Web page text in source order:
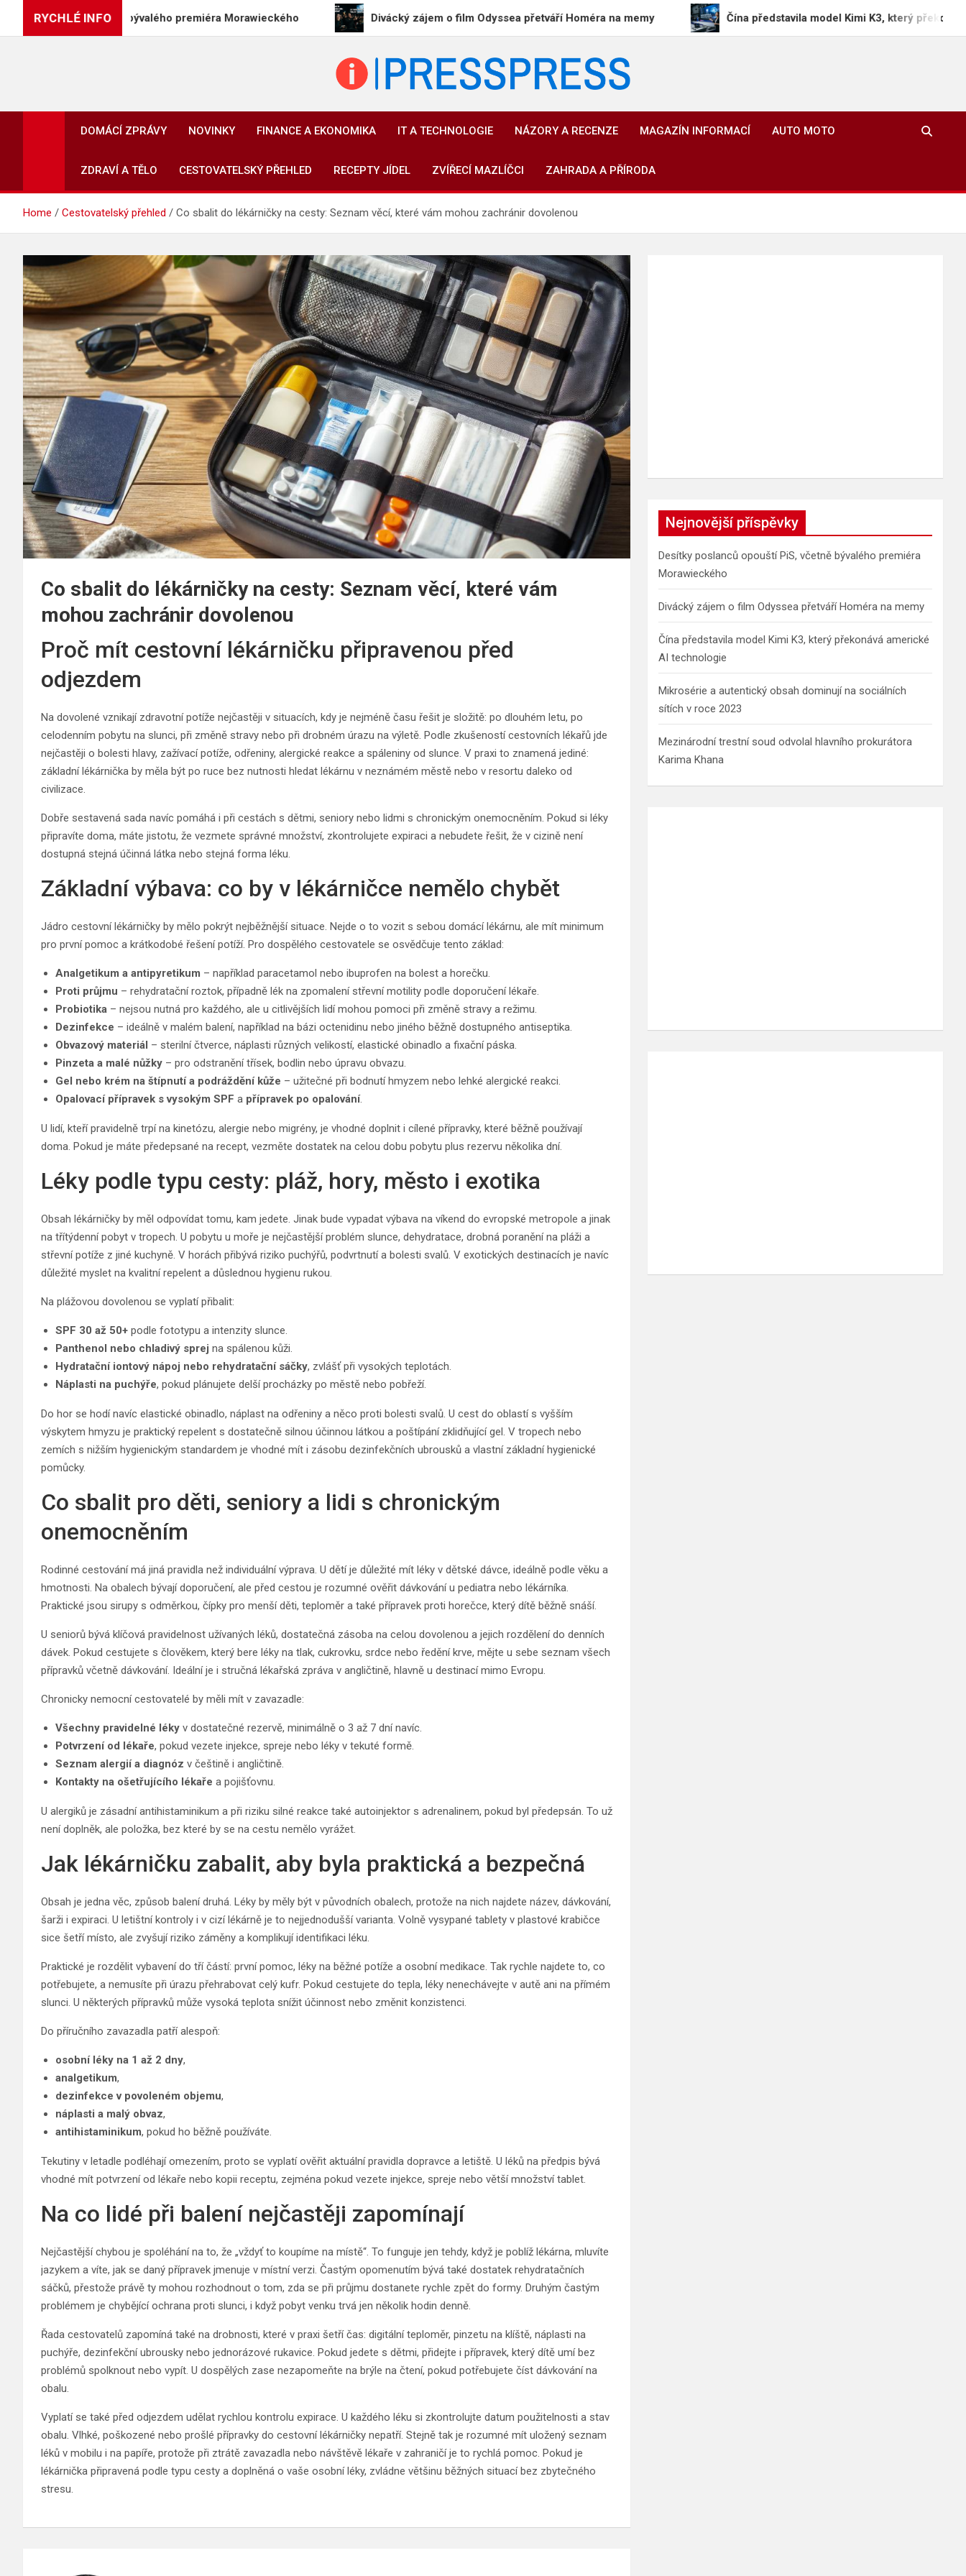
RYCHLÉ INFO
včetně bývalého premiéra Morawieckého Divácký zájem o film Odyssea přetváří Homéra na memy Čína představila model Kimi K3, který překonává americké
PressPress.cz
DOMÁCÍ ZPRÁVY NOVINKY FINANCE A EKONOMIKA IT A TECHNOLOGIE NÁZORY A RECENZE MAGAZÍN INFORMACÍ AUTO MOTO
ZDRAVÍ A TĚLO CESTOVATELSKÝ PŘEHLED RECEPTY JÍDEL ZVÍŘECÍ MAZLÍČCI ZAHRADA A PŘÍRODA
Home Cestovatelský přehled Co sbalit do lékárničky na cesty: Seznam věcí, které vám mohou zachránir dovolenou
Co sbalit do lékárničky na cesty: Seznam věcí, které vám
mohou zachránir dovolenou
Proč mít cestovní lékárničku připravenou před
odjezdem
Na dovolené vznikají zdravotní potíže nejčastěji v situacích, kdy je nejméně času řešit je složitě: po dlouhém letu, po
celodenním pobytu na slunci, při změně stravy nebo při drobném úrazu na výletě. Podle zkušeností cestovních lékařů jde
nejčastěji o bolesti hlavy, zažívací potíže, odřeniny, alergické reakce a spáleniny od slunce. V praxi to znamená jediné:
základní lékárnička by měla být po ruce bez nutnosti hledat lékárnu v neznámém městě nebo v resortu daleko od
civilizace.
Dobře sestavená sada navíc pomáhá i při cestách s dětmi, seniory nebo lidmi s chronickým onemocněním. Pokud si léky
připravíte doma, máte jistotu, že vezmete správné množství, zkontrolujete expiraci a nebudete řešit, že v cizině není
dostupná stejná účinná látka nebo stejná forma léku.
Základní výbava: co by v lékárničce nemělo chybět
Jádro cestovní lékárničky by mělo pokrýt nejběžnější situace. Nejde o to vozit s sebou domácí lékárnu, ale mít minimum
pro první pomoc a krátkodobé řešení potíží. Pro dospělého cestovatele se osvědčuje tento základ:
Analgetikum a antipyretikum – například paracetamol nebo ibuprofen na bolest a horečku.
Proti průjmu – rehydratační roztok, případně lék na zpomalení střevní motility podle doporučení lékaře.
Probiotika – nejsou nutná pro každého, ale u citlivějších lidí mohou pomoci při změně stravy a režimu.
Dezinfekce – ideálně v malém balení, například na bázi octenidinu nebo jiného běžně dostupného antiseptika.
Obvazový materiál – sterilní čtverce, náplasti různých velikostí, elastické obinadlo a fixační páska.
Pinzeta a malé nůžky – pro odstranění třísek, bodlin nebo úpravu obvazu.
Gel nebo krém na štípnutí a podráždění kůže – užitečné při bodnutí hmyzem nebo lehké alergické reakci.
Opalovací přípravek s vysokým SPF a přípravek po opalování.
U lidí, kteří pravidelně trpí na kinetózu, alergie nebo migrény, je vhodné doplnit i cílené přípravky, které běžně používají
doma. Pokud je máte předepsané na recept, vezměte dostatek na celou dobu pobytu plus rezervu několika dní.
Léky podle typu cesty: pláž, hory, město i exotika
Obsah lékárničky by měl odpovídat tomu, kam jedete. Jinak bude vypadat výbava na víkend do evropské metropole a jinak
na třítýdenní pobyt v tropech. U pobytu u moře je nejčastější problém slunce, dehydratace, drobná poranění na pláži a
střevní potíže z jiné kuchyně. V horách přibývá riziko puchýřů, podvrtnutí a bolesti svalů. V exotických destinacích je navíc
důležité myslet na kvalitní repelent a důslednou hygienu rukou.
Na plážovou dovolenou se vyplatí přibalit:
SPF 30 až 50+ podle fototypu a intenzity slunce.
Panthenol nebo chladivý sprej na spálenou kůži.
Hydratační iontový nápoj nebo rehydratační sáčky, zvlášť při vysokých teplotách.
Náplasti na puchýře, pokud plánujete delší procházky po městě nebo pobřeží.
Do hor se hodí navíc elastické obinadlo, náplast na odřeniny a něco proti bolesti svalů. U cest do oblastí s vyšším
výskytem hmyzu je praktický repelent s dostatečně silnou účinnou látkou a poštípání zklidňující gel. V tropech nebo
zemích s nižším hygienickým standardem je vhodné mít i zásobu dezinfekčních ubrousků a vlastní základní hygienické
pomůcky.
Co sbalit pro děti, seniory a lidi s chronickým
onemocněním
Rodinné cestování má jiná pravidla než individuální výprava. U dětí je důležité mít léky v dětské dávce, ideálně podle věku a
hmotnosti. Na obalech bývají doporučení, ale před cestou je rozumné ověřit dávkování u pediatra nebo lékárníka.
Praktické jsou sirupy s odměrkou, čípky pro menší děti, teploměr a také přípravek proti horečce, který dítě běžně snáší.
U seniorů bývá klíčová pravidelnost užívaných léků, dostatečná zásoba na celou dovolenou a jejich rozdělení do denních
dávek. Pokud cestujete s člověkem, který bere léky na tlak, cukrovku, srdce nebo ředění krve, mějte u sebe seznam všech
přípravků včetně dávkování. Ideální je i stručná lékařská zpráva v angličtině, hlavně u destinací mimo Evropu.
Chronicky nemocní cestovatelé by měli mít v zavazadle:
Všechny pravidelné léky v dostatečné rezervě, minimálně o 3 až 7 dní navíc.
Potvrzení od lékaře, pokud vezete injekce, spreje nebo léky v tekuté formě.
Seznam alergií a diagnóz v češtině i angličtině.
Kontakty na ošetřujícího lékaře a pojišťovnu.
U alergiků je zásadní antihistaminikum a při riziku silné reakce také autoinjektor s adrenalinem, pokud byl předepsán. To už
není doplněk, ale položka, bez které by se na cestu nemělo vyrážet.
Jak lékárničku zabalit, aby byla praktická a bezpečná
Obsah je jedna věc, způsob balení druhá. Léky by měly být v původních obalech, protože na nich najdete název, dávkování,
šarži i expiraci. U letištní kontroly i v cizí lékárně je to nejjednodušší varianta. Volně vysypané tablety v plastové krabičce
sice šetří místo, ale zvyšují riziko záměny a komplikují identifikaci léku.
Praktické je rozdělit vybavení do tří částí: první pomoc, léky na běžné potíže a osobní medikace. Tak rychle najdete to, co
potřebujete, a nemusíte při úrazu přehrabovat celý kufr. Pokud cestujete do tepla, léky nenechávejte v autě ani na přímém
slunci. U některých přípravků může vysoká teplota snížit účinnost nebo změnit konzistenci.
Do příručního zavazadla patří alespoň:
osobní léky na 1 až 2 dny,
analgetikum,
dezinfekce v povoleném objemu,
náplasti a malý obvaz,
antihistaminikum, pokud ho běžně používáte.
Tekutiny v letadle podléhají omezením, proto se vyplatí ověřit aktuální pravidla dopravce a letiště. U léků na předpis bývá
vhodné mít potvrzení od lékaře nebo kopii receptu, zejména pokud vezete injekce, spreje nebo větší množství tablet.
Na co lidé při balení nejčastěji zapomínají
Nejčastější chybou je spoléhání na to, že „vždyť to koupíme na místě“. To funguje jen tehdy, když je poblíž lékárna, mluvíte
jazykem a víte, jak se daný přípravek jmenuje v místní verzi. Častým opomenutím bývá také dostatek rehydratačních
sáčků, přestože právě ty mohou rozhodnout o tom, zda se při průjmu dostanete rychle zpět do formy. Druhým častým
problémem je chybějící ochrana proti slunci, i když pobyt venku trvá jen několik hodin denně.
Řada cestovatelů zapomíná také na drobnosti, které v praxi šetří čas: digitální teploměr, pinzetu na klíště, náplasti na
puchýře, dezinfekční ubrousky nebo jednorázové rukavice. Pokud jedete s dětmi, přidejte i přípravek, který dítě umí bez
problémů spolknout nebo vypít. U dospělých zase nezapomeňte na brýle na čtení, pokud potřebujete číst dávkování na
obalu.
Vyplatí se také před odjezdem udělat rychlou kontrolu expirace. U každého léku si zkontrolujte datum použitelnosti a stav
obalu. Vlhké, poškozené nebo prošlé přípravky do cestovní lékárničky nepatří. Stejně tak je rozumné mít uložený seznam
léků v mobilu i na papíře, protože při ztrátě zavazadla nebo návštěvě lékaře v zahraničí je to rychlá pomoc. Pokud je
lékárnička připravená podle typu cesty a doplněná o vaše osobní léky, zvládne většinu běžných situací bez zbytečného
stresu.
Nejnovější příspěvky
Desítky poslanců opouští PiS, včetně bývalého premiéra
Morawieckého
Divácký zájem o film Odyssea přetváří Homéra na memy
Čína představila model Kimi K3, který překonává americké
AI technologie
Mikrosérie a autentický obsah dominují na sociálních
sítích v roce 2023
Mezinárodní trestní soud odvolal hlavního prokurátora
Karima Khana